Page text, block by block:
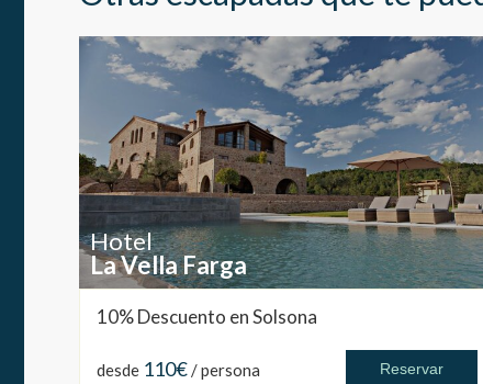
Hotel
La Vella Farga
10% Descuento en Solsona
desde 110€/ persona Reservar